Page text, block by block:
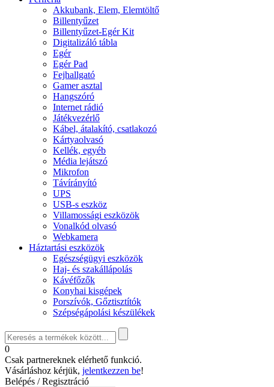
Akkubank, Elem, Elemtöltő
Billentyűzet
Billentyűzet-Egér Kit
Digitalizáló tábla
Egér
Egér Pad
Fejhallgató
Gamer asztal
Hangszóró
Internet rádió
Játékvezérlő
Kábel, átalakító, csatlakozó
Kártyaolvasó
Kellék, egyéb
Média lejátszó
Mikrofon
Távírányító
UPS
USB-s eszköz
Villamossági eszközök
Vonalkód olvasó
Webkamera
Háztartási eszközök
Egészségügyi eszközök
Haj- és szakállápolás
Kávéfőzők
Konyhai kisgépek
Porszívók, Gőztisztítók
Szépségápolási készülékek
0
Csak partnereknek elérhető funkció.
Vásárláshoz kérjük, jelentkezzen be!
Belépés / Regisztráció